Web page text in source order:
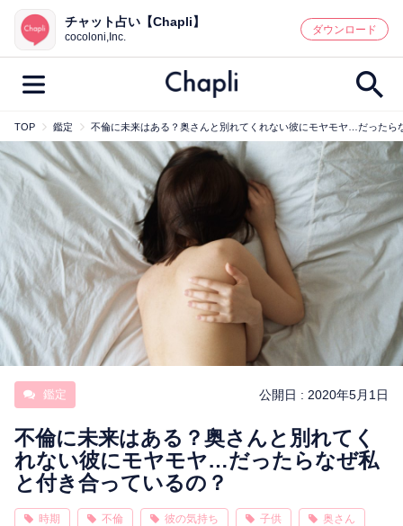
鑑定記事・占い師検索
最新記事一覧
人気記事一覧
カテゴリー別
鑑定 占い師 キャンペーン
キーワード別
彼の気持ち 時期
今週の運勢 彼氏 片思い 結婚
相性
チャット占い【Chapli】
cocoloni,Inc.
ダウンロード
TOP 鑑定 不倫に未来はある？奥さんと別れてくれない彼にモヤモヤ…だったら
鑑定 公開日 : 2020年5月1日
不倫に未来はある？奥さんと別れてく
れない彼にモヤモヤ…だったらなぜ私
と付き合っているの？
時期 不倫 彼の気持ち 子供 奥さん